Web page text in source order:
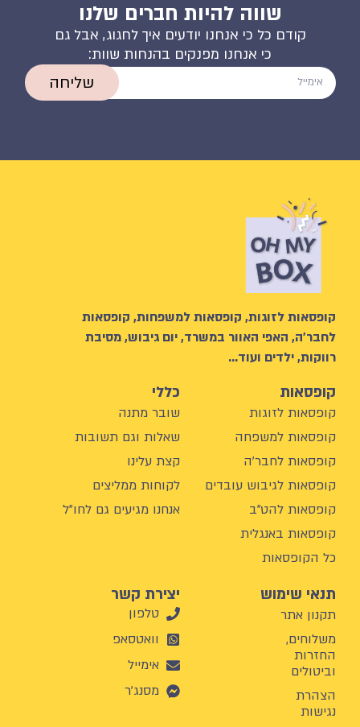
שווה להיות חברים שלנו
קודם כל כי אנחנו יודעים איך לחגוג, אבל גם
כי אנחנו מפנקים בהנחות שוות:
שליחה
קופסאות לזוגות, קופסאות למשפחות, קופסאות
לחבר’ה, האפי האוור במשרד, יום גיבוש, מסיבת
רווקות, ילדים ועוד…
קופסאות
קופסאות לזוגות
קופסאות למשפחה
קופסאות לחבר'ה
קופסאות לגיבוש עובדים
קופסאות להט"ב
קופסאות באנגלית
כל הקופסאות
כללי
שובר מתנה
שאלות וגם תשובות
קצת עלינו
לקוחות ממליצים
אנחנו מגיעים גם לחו"ל
תנאי שימוש
תקנון אתר
משלוחים,
החזרות
וביטולים
הצהרת
נגישות
יצירת קשר
טלפון
וואטסאפ
אימייל
מסנג'ר